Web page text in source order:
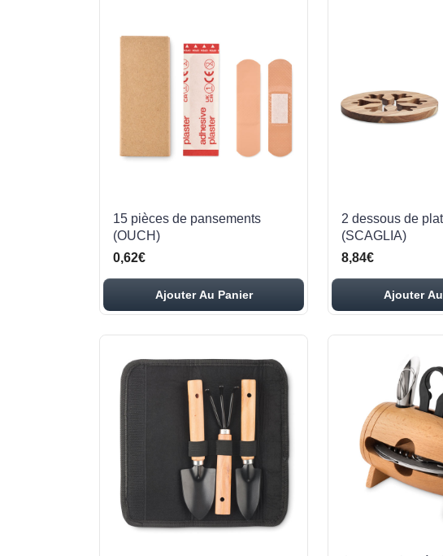
15 pièces de pansements
(OUCH)
0,62€
Ajouter Au Panier
2 dessous de
(SCAGLIA)
8,84€
Ajouter